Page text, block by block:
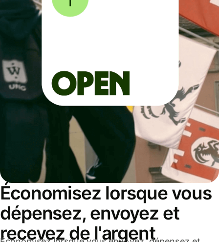
Économisez lorsque vous
dépensez, envoyez et
recevez de l'argent